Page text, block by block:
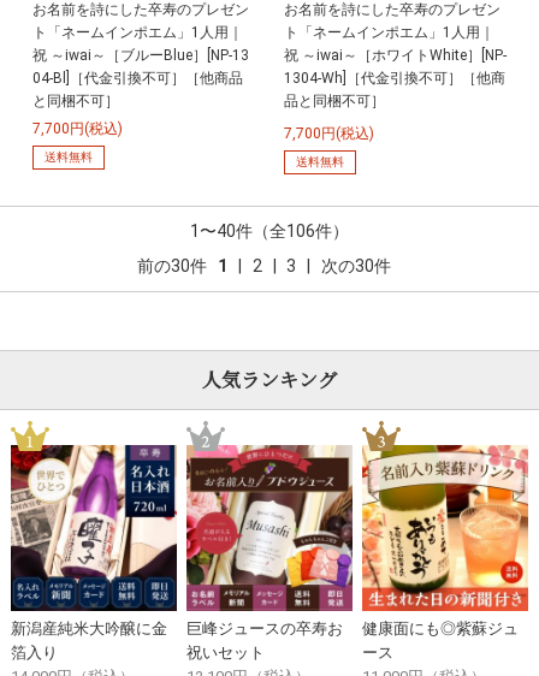
お名前を詩にした卒寿のプレゼン
ト「ネームインポエム」1人用｜
祝 ～iwai～［ブルーBlue］[NP-13
04-Bl]［代金引換不可］［他商品
と同梱不可］
7,700円(税込)
送料無料
お名前を詩にした卒寿のプレゼン
ト「ネームインポエム」1人用｜
祝 ～iwai～［ホワイトWhite］[NP-
1304-Wh]［代金引換不可］［他商
品と同梱不可］
7,700円(税込)
送料無料
1〜40件（全106件）
前の30件
1 2 3 次の30件
人気ランキング
新潟産純米大吟醸に金
箔入り
巨峰ジュースの卒寿お
祝いセット
健康面にも◎紫蘇ジュ
ース